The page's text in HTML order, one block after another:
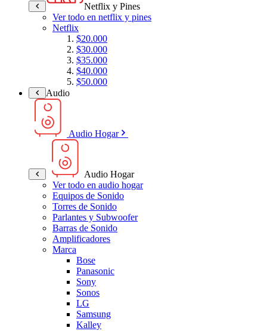
Netflix y Pines
Ver todo en netflix y pines
Netflix
$20.000
$30.000
$35.000
$40.000
$50.000
Audio
Audio Hogar
Audio Hogar
Ver todo en audio hogar
Equipos de Sonido
Torres de Sonido
Parlantes y Subwoofer
Barras de Sonido
Amplificadores
Marca
Bose
Panasonic
Sony
Sonos
LG
Samsung
Kalley